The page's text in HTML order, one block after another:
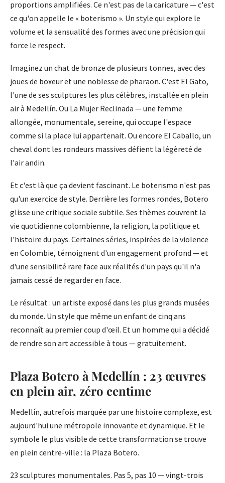
proportions amplifiées. Ce n'est pas de la caricature — c'est
ce qu'on appelle le « boterismo ». Un style qui explore le
volume et la sensualité des formes avec une précision qui
force le respect.
Imaginez un chat de bronze de plusieurs tonnes, avec des
joues de boxeur et une noblesse de pharaon. C'est El Gato,
l'une de ses sculptures les plus célèbres, installée en plein
air à Medellín. Ou La Mujer Reclinada — une femme
allongée, monumentale, sereine, qui occupe l'espace
comme si la place lui appartenait. Ou encore El Caballo, un
cheval dont les rondeurs massives défient la légèreté de
l'air andin.
Et c'est là que ça devient fascinant. Le boterismo n'est pas
qu'un exercice de style. Derrière les formes rondes, Botero
glisse une critique sociale subtile. Ses thèmes couvrent la
vie quotidienne colombienne, la religion, la politique et
l'histoire du pays. Certaines séries, inspirées de la violence
en Colombie, témoignent d'un engagement profond — et
d'une sensibilité rare face aux réalités d'un pays qu'il n'a
jamais cessé de regarder en face.
Le résultat : un artiste exposé dans les plus grands musées
du monde. Un style que même un enfant de cinq ans
reconnaît au premier coup d'œil. Et un homme qui a décidé
de rendre son art accessible à tous — gratuitement.
Plaza Botero à Medellín : 23 œuvres
en plein air, zéro centime
Medellín, autrefois marquée par une histoire complexe, est
aujourd'hui une métropole innovante et dynamique. Et le
symbole le plus visible de cette transformation se trouve
en plein centre-ville : la Plaza Botero.
23 sculptures monumentales. Pas 5, pas 10 — vingt-trois